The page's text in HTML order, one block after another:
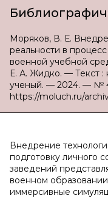
Моряков, В. Е.
реальности в
военной учебной
Е. А. Жидко. — Текст
ученый. — 2024. — №
https://moluch.ru/
Внедрение
подготовку личного
заведений
военном
иммерсивные